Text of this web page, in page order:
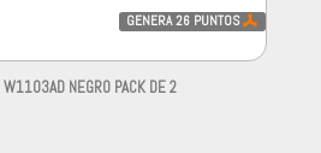
GENERA26 PUNTOS
W1103AD NEGRO PACK DE 2